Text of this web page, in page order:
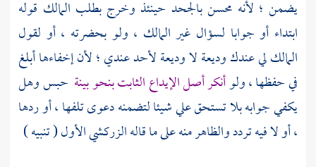
يضمن ؛ لأنه محسن بالجحد حينئذ وخرج بطلب المالك قوله
ابتداء أو جوابا لسؤال غير المالك ، ولو بحضرته ، أو لقول
المالك لي عندك وديعة لا وديعة لأحد عندي ؛ لأن إخفاءها أبلغ
في حفظها ، ولوأنكر أصل الإيداع الثابت بنحو بينة حبس وهل
يكفي جوابه بلا تستحق علي شيئا لتضمنه دعوى تلفها ، أو ردها
، أو لا فيه تردد والظاهر منه على ما قالهالزركشيالأول ( تنبيه )